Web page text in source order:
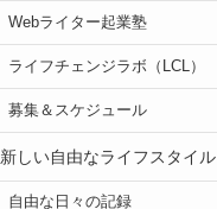
Webライター起業塾
ライフチェンジラボ（LCL）
募集＆スケジュール
新しい自由なライフスタイル
自由な日々の記録